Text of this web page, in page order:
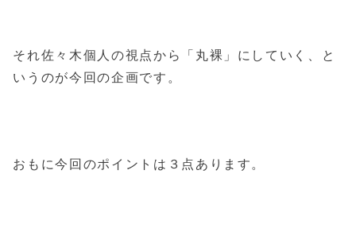
それ佐々木個人の視点から「丸裸」にしていく、と
いうのが今回の企画です。
おもに今回のポイントは３点あります。